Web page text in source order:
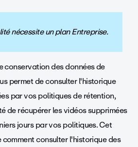
nécessite un plan Entreprise.
conservation des données de
permet de consulter l'historique
par vos politiques de rétention,
de récupérer les vidéos supprimées
jours par vos politiques. Cet
consulter l'historique des